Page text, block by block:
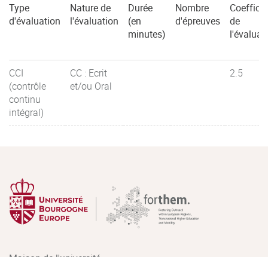
Type
d'évaluation
Nature de
l'évaluation
Durée
(en
minutes)
Nombre
d'épreuves
de
CCI
(contrôle
continu
intégral)
CC : Ecrit
et/ou Oral
2.5